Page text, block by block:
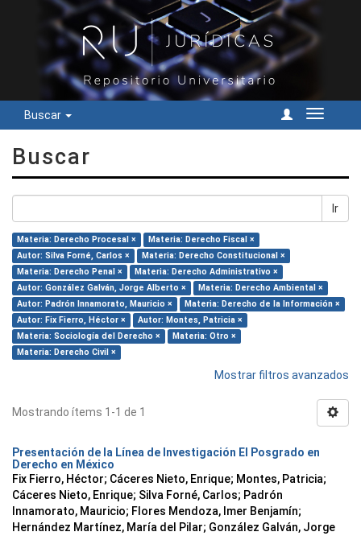
Buscar
Cambiar
Buscar
Ir
Materia: Derecho Procesal ×
Materia: Derecho Fiscal ×
Autor: Silva Forné, Carlos ×
Materia: Derecho Constitucional ×
Materia: Derecho Penal ×
Materia: Derecho Administrativo ×
Autor: González Galván, Jorge Alberto ×
Materia: Derecho Ambiental ×
Autor: Padrón Innamorato, Mauricio ×
Materia: Derecho de la Información ×
Autor: Fix Fierro, Héctor ×
Autor: Montes, Patricia ×
Materia: Sociología del Derecho ×
Materia: Otro ×
Materia: Derecho Civil ×
Mostrar filtros avanzados
Mostrando ítems 1-1 de 1
Presentación de la Línea de Investigación El Posgrado en
Derecho en México
Fix Fierro, Héctor; Cáceres Nieto, Enrique; Montes, Patricia;
Cáceres Nieto, Enrique; Silva Forné, Carlos; Padrón
Innamorato, Mauricio; Flores Mendoza, Imer Benjamín;
Hernández Martínez, María del Pilar; González Galván, Jorge